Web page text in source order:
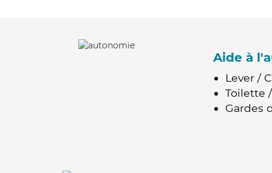
Aide à
Lever /
Toilette
Gardes